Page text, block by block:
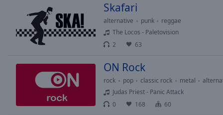
Done
Skafari
alternative punk
reggae
The Locos - Paletovision
2
63
ON Rock
rock pop classic rock metal
Judas Priest - Panic Attack
0
168 60